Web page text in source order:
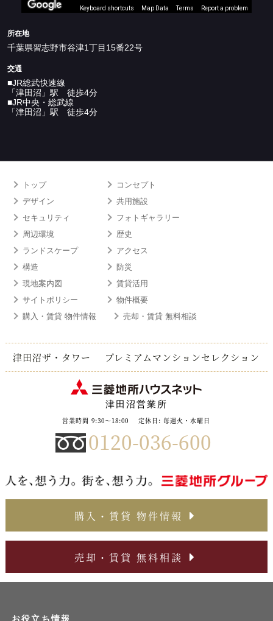
Keyboard shortcuts Map Data Terms Report a problem
所在地
千葉県習志野市谷津1丁目15番22号
交通
■JR総武快速線
「津田沼」駅 徒歩4分
■JR中央・総武線
「津田沼」駅 徒歩4分
トップ
コンセプト
デザイン
共用施設
セキュリティ
フォトギャラリー
周辺環境
歴史
ランドスケープ
アクセス
構造
防災
現地案内図
賃貸活用
サイトポリシー
物件概要
購入・賃貸 物件情報
売却・賃貸 無料相談
津田沼ザ・タワー プレミアムマンションセレクション
津田沼営業所
営業時間 9:30～18:00 定休日: 毎週火・水曜日
0120-036-600
購入・賃貸 物件情報
売却・賃貸 無料相談
お役立ち情報